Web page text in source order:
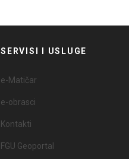
SERVISI I USLUGE
e-Matičar
e-obrasci
Kontakti
FGU Geoportal